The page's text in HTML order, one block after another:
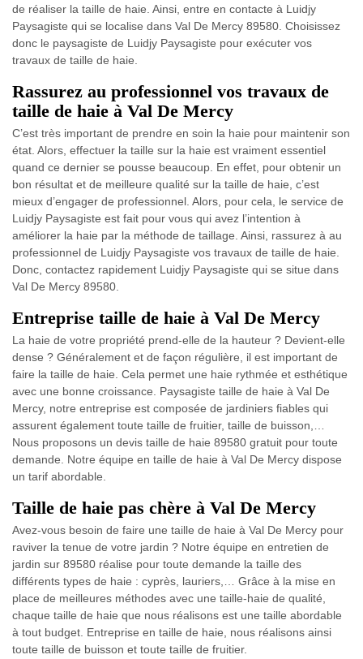
de réaliser la taille de haie. Ainsi, entre en contacte à Luidjy
Paysagiste qui se localise dans Val De Mercy 89580. Choisissez
donc le paysagiste de Luidjy Paysagiste pour exécuter vos
travaux de taille de haie.
Rassurez au professionnel vos travaux de
taille de haie à Val De Mercy
C’est très important de prendre en soin la haie pour maintenir son
état. Alors, effectuer la taille sur la haie est vraiment essentiel
quand ce dernier se pousse beaucoup. En effet, pour obtenir un
bon résultat et de meilleure qualité sur la taille de haie, c’est
mieux d’engager de professionnel. Alors, pour cela, le service de
Luidjy Paysagiste est fait pour vous qui avez l’intention à
améliorer la haie par la méthode de taillage. Ainsi, rassurez à au
professionnel de Luidjy Paysagiste vos travaux de taille de haie.
Donc, contactez rapidement Luidjy Paysagiste qui se situe dans
Val De Mercy 89580.
Entreprise taille de haie à Val De Mercy
La haie de votre propriété prend-elle de la hauteur ? Devient-elle
dense ? Généralement et de façon régulière, il est important de
faire la taille de haie. Cela permet une haie rythmée et esthétique
avec une bonne croissance. Paysagiste taille de haie à Val De
Mercy, notre entreprise est composée de jardiniers fiables qui
assurent également toute taille de fruitier, taille de buisson,…
Nous proposons un devis taille de haie 89580 gratuit pour toute
demande. Notre équipe en taille de haie à Val De Mercy dispose
un tarif abordable.
Taille de haie pas chère à Val De Mercy
Avez-vous besoin de faire une taille de haie à Val De Mercy pour
raviver la tenue de votre jardin ? Notre équipe en entretien de
jardin sur 89580 réalise pour toute demande la taille des
différents types de haie : cyprès, lauriers,… Grâce à la mise en
place de meilleures méthodes avec une taille-haie de qualité,
chaque taille de haie que nous réalisons est une taille abordable
à tout budget. Entreprise en taille de haie, nous réalisons ainsi
toute taille de buisson et toute taille de fruitier.